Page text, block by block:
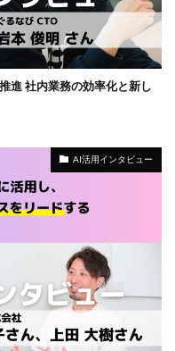
進 社内業務の効率化と新し
AI活用インタビュー